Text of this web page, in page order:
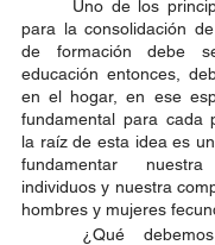
para la consolidación
de formación debe
educación entonces,
en el hogar, en ese
fundamental para cada
la raíz de esta idea es
fundamentar
individuos y nuestra
hombres y mujeres